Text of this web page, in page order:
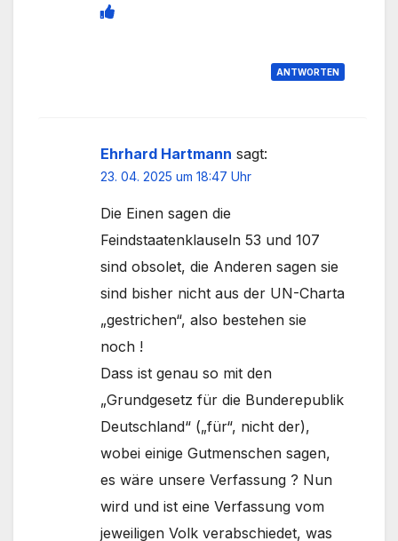
ANTWORTEN
Ehrhard Hartmann sagt:
23. 04. 2025 um 18:47 Uhr
Die Einen sagen die
Feindstaatenklauseln 53 und 107
sind obsolet, die Anderen sagen sie
sind bisher nicht aus der UN-Charta
„gestrichen“, also bestehen sie
noch !
Dass ist genau so mit den
„Grundgesetz für die Bunderepublik
Deutschland“ („für“, nicht der),
wobei einige Gutmenschen sagen,
es wäre unsere Verfassung ? Nun
wird und ist eine Verfassung vom
jeweiligen Volk verabschiedet, was